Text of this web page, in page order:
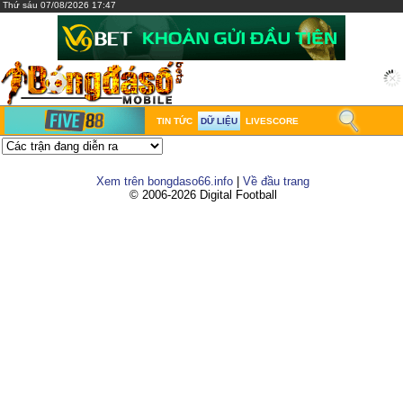
Thứ sáu 07/08/2026 17:47
TIN TỨC DỮ LIỆU LIVESCORE
Xem trên bongdaso66.info
Về đầu trang
© 2006-2026 Digital Football